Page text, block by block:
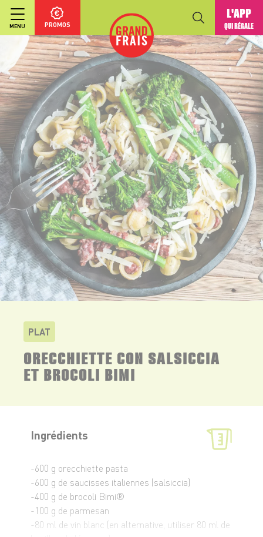
MENU PROMOS
L'APP
QUI RÉGALE
PLAT
ORECCHIETTE CON SALSICCIA
ET BROCOLI BIMI
Ingrédients
-600 g orecchiette pasta
-600 g de saucisses italiennes (salsiccia)
-400 g de brocoli Bimi®
-100 g de parmesan
-80 ml de vin blanc (en alternative, utiliser 80 ml de